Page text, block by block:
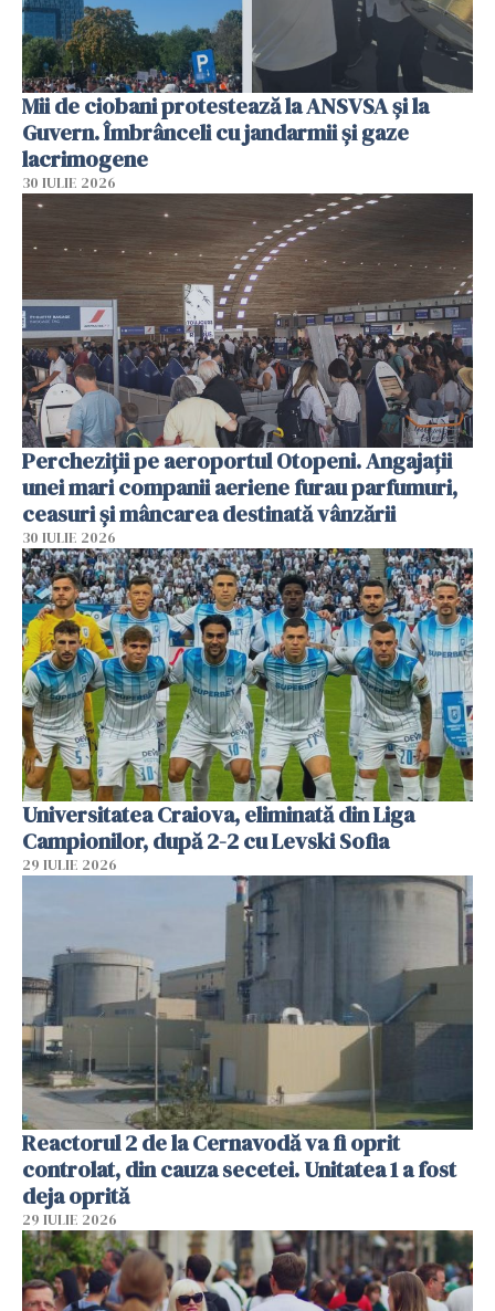
Mii de ciobani protestează la ANSVSA și la
Guvern. Îmbrânceli cu jandarmii și gaze
lacrimogene
30 IULIE 2026
Percheziții pe aeroportul Otopeni. Angajații
unei mari companii aeriene furau parfumuri,
ceasuri și mâncarea destinată vânzării
30 IULIE 2026
Universitatea Craiova, eliminată din Liga
Campionilor, după 2-2 cu Levski Sofia
29 IULIE 2026
Reactorul 2 de la Cernavodă va fi oprit
controlat, din cauza secetei. Unitatea 1 a fost
deja oprită
29 IULIE 2026